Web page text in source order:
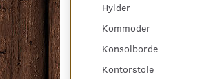
Hylder
Kommoder
Konsolborde
Kontorstole